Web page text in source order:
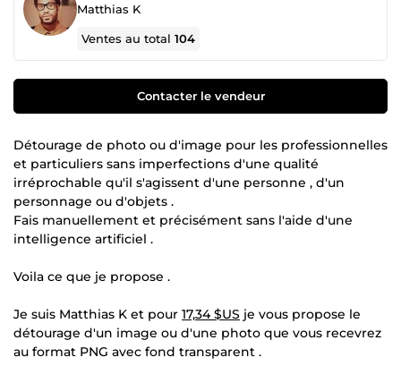
Matthias K
Ventes au total104
Contacter le vendeur
Détourage de photo ou d'image pour les professionnelles
et particuliers sans imperfections d'une qualité
irréprochable qu'il s'agissent d'une personne , d'un
personnage ou d'objets .
Fais manuellement et précisément sans l'aide d'une
intelligence artificiel .
Voila ce que je propose .
Je suis Matthias K et pour 17,34 $US je vous propose le
détourage d'un image ou d'une photo que vous recevrez
au format PNG avec fond transparent .